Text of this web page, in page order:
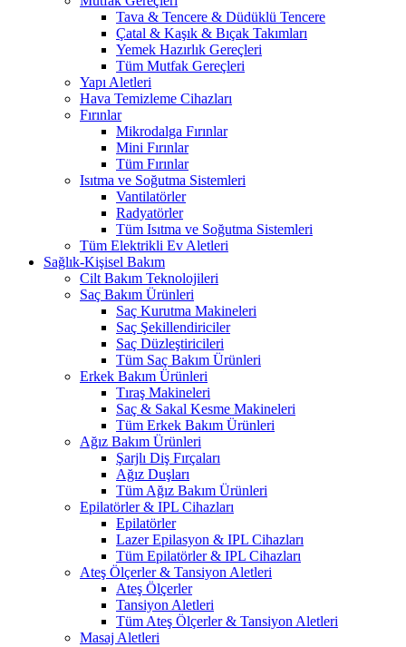
Tava & Tencere & Düdüklü Tencere
Çatal & Kaşık & Bıçak Takımları
Yemek Hazırlık Gereçleri
Tüm Mutfak Gereçleri
Yapı Aletleri
Hava Temizleme Cihazları
Fırınlar
Mikrodalga Fırınlar
Mini Fırınlar
Tüm Fırınlar
Isıtma ve Soğutma Sistemleri
Vantilatörler
Radyatörler
Tüm Isıtma ve Soğutma Sistemleri
Tüm Elektrikli Ev Aletleri
Sağlık-Kişisel Bakım
Cilt Bakım Teknolojileri
Saç Bakım Ürünleri
Saç Kurutma Makineleri
Saç Şekillendiriciler
Saç Düzleştiricileri
Tüm Saç Bakım Ürünleri
Erkek Bakım Ürünleri
Tıraş Makineleri
Saç & Sakal Kesme Makineleri
Tüm Erkek Bakım Ürünleri
Ağız Bakım Ürünleri
Şarjlı Diş Fırçaları
Ağız Duşları
Tüm Ağız Bakım Ürünleri
Epilatörler & IPL Cihazları
Epilatörler
Lazer Epilasyon & IPL Cihazları
Tüm Epilatörler & IPL Cihazları
Ateş Ölçerler & Tansiyon Aletleri
Ateş Ölçerler
Tansiyon Aletleri
Tüm Ateş Ölçerler & Tansiyon Aletleri
Masaj Aletleri